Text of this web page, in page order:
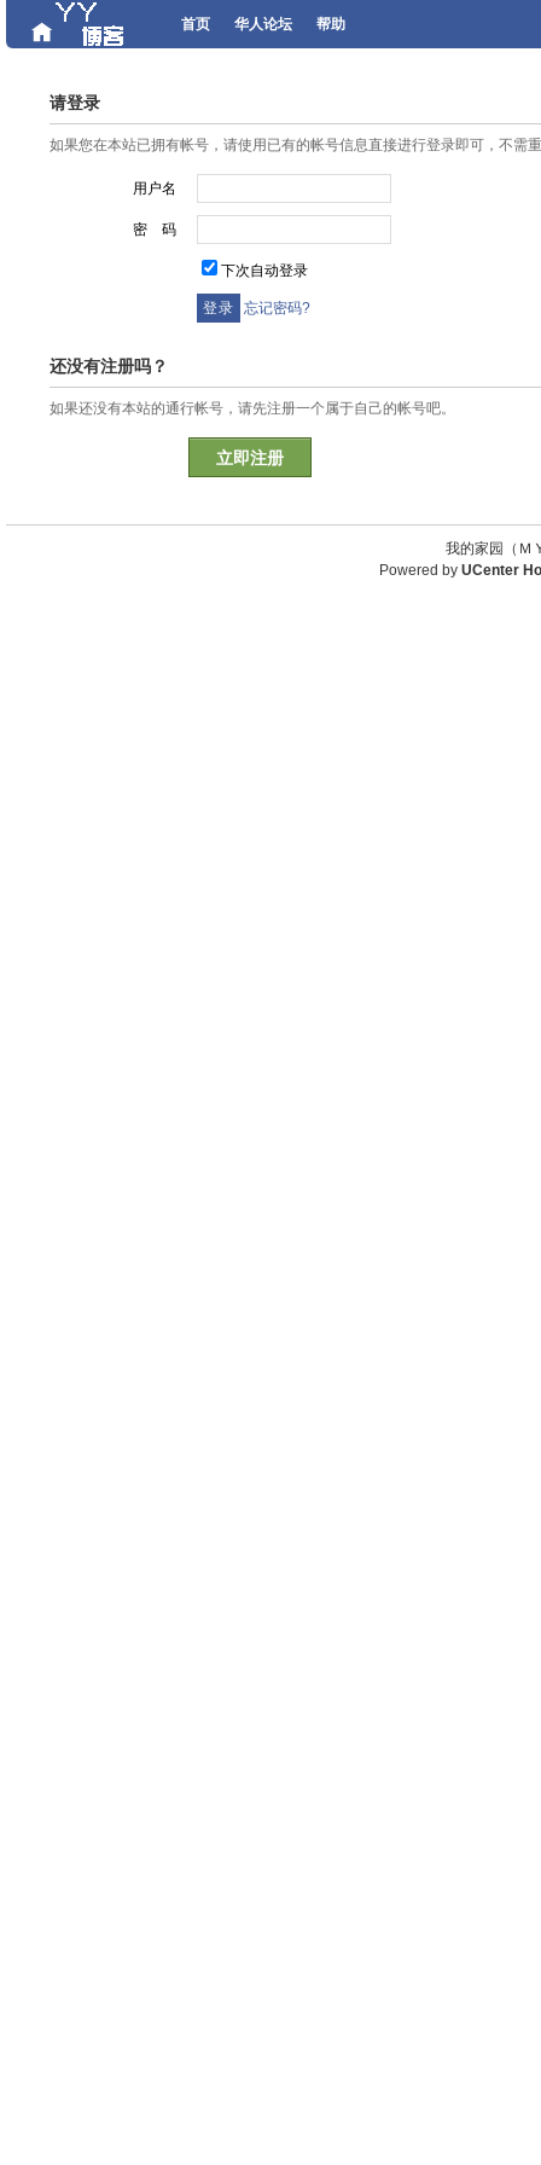
首页 华人论坛 帮助
请登录
如果您在本站已拥有帐号，请使用已有的帐号信息直接进行登录即可，不需
用户名
密 码
下次自动登录
忘记密码?
还没有注册吗？
如果还没有本站的通行帐号，请先注册一个属于自己的帐号吧。
立即注册
我的家园（
Powered by UCenter